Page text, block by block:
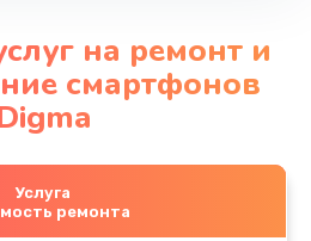
на ремонт и
смартфонов
Услуга
ремонта